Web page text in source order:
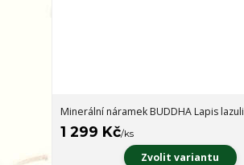
Minerální náramek BUDDHA Lapis lazuli
1 299 Kč/ks
Zvolit variantu